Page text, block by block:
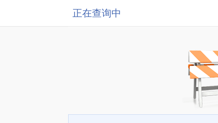
正在查询中